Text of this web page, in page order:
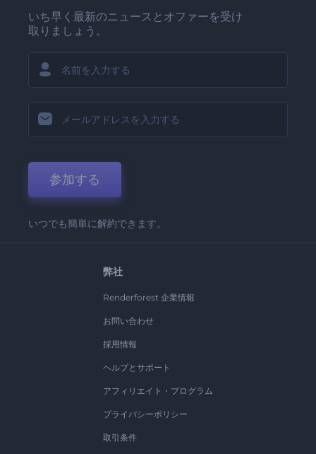
いち早く最新のニュースとオファーを受け
取りましょう。
参加する
いつでも簡単に解約できます。
弊社
Renderforest 企業情報
お問い合わせ
採用情報
ヘルプとサポート
アフィリエイト・プログラム
プライバシーポリシー
取引条件